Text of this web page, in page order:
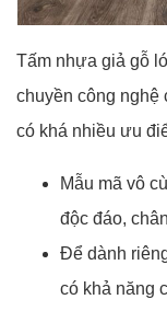
Tấm nhựa giả gỗ
chuyền công nghệ
có khá nhiều ưu
Mẫu mã vô
độc đáo,
Để dành
có khả năng